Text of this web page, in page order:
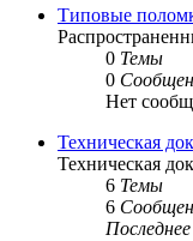
Типовые
0 Темы
0
Нет
Техническая
Техническая
6 Темы
6